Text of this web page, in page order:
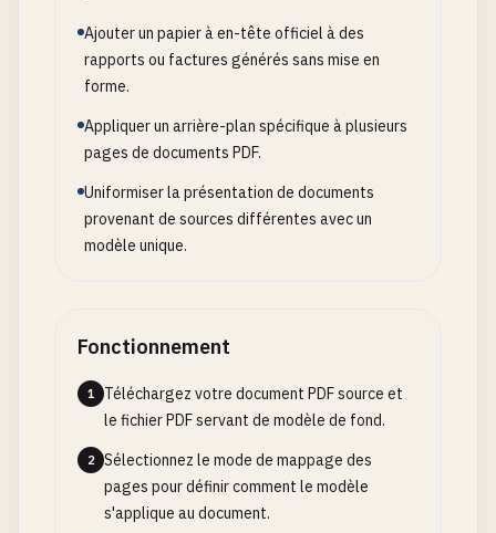
Ajouter un papier à en-tête officiel à des
rapports ou factures générés sans mise en
forme.
Appliquer un arrière-plan spécifique à plusieurs
pages de documents PDF.
Uniformiser la présentation de documents
provenant de sources différentes avec un
modèle unique.
Fonctionnement
1
Téléchargez votre document PDF source et
le fichier PDF servant de modèle de fond.
2
Sélectionnez le mode de mappage des
pages pour définir comment le modèle
s'applique au document.